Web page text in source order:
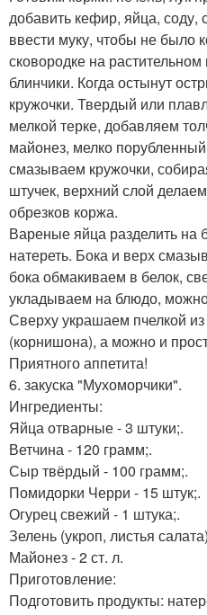
добавить кефир, яйца, соду,
ввести муку, чтобы не было
сковородке на
блинчики. Когда остынут
кружочки. Твердый или
мелкой терке, добавляем
майонез, мелко
смазываем кружочки,
штучек, верхний слой
обрезков коржа.
Вареные яйца разделить на
натереть. Бока и верх
бока обмакиваем в белок,
укладываем на блюдо,
Сверху украшаем пчелкой
(корнишона), а можно и
Приятного аппетита!
6. закуска "Мухоморчики".
Ингредиенты:
Яйца отварные - 3 штуки;.
Ветчина - 120 грамм;.
Сыр твёрдый - 100 грамм;.
Помидорки Черри - 15 штук;.
Огурец свежий - 1 штука;.
Зелень (укроп, листья
Майонез - 2 ст. л.
Приготовление:
Подготовить продукты: